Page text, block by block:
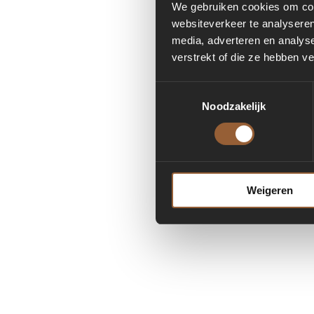
We gebruiken cookies om
websiteverkeer te
media, adverteren en
verstrekt of die ze hebben
Noodzakelijk
Weigeren